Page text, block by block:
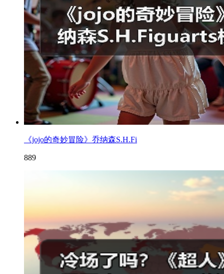
《jojo的奇妙冒险》乔纳森S.H.Fi
889